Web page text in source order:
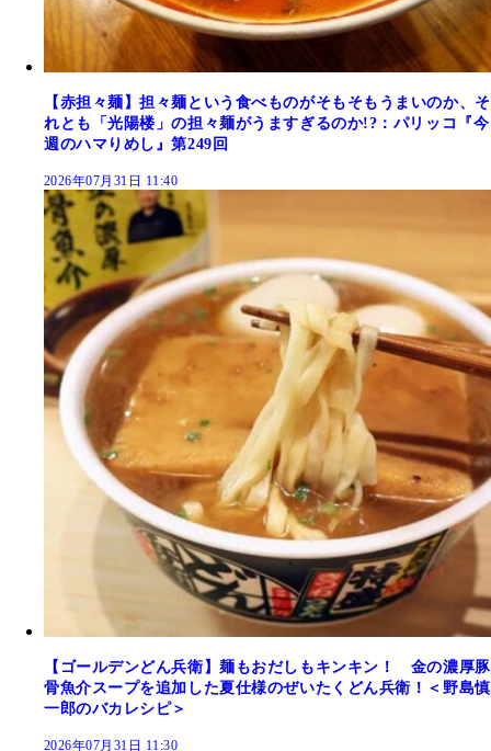
【赤担々麺】担々麺という食べものがそもそもうまいのか、そ
れとも「光陽楼」の担々麺がうますぎるのか!?：パリッコ『今
週のハマりめし』第249回
2026年07月31日 11:40
【ゴールデンどん兵衛】麺もおだしもキンキン！ 金の濃厚豚
骨魚介スープを追加した夏仕様のぜいたくどん兵衛！＜野島慎
一郎のバカレシピ＞
2026年07月31日 11:30